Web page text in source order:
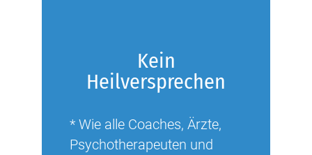
Kein
Heilversprechen
* Wie alle Coaches, Ärzte,
Psychotherapeuten und